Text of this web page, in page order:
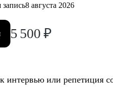
8 августа 2026
5 500 ₽
интервью или репетиция